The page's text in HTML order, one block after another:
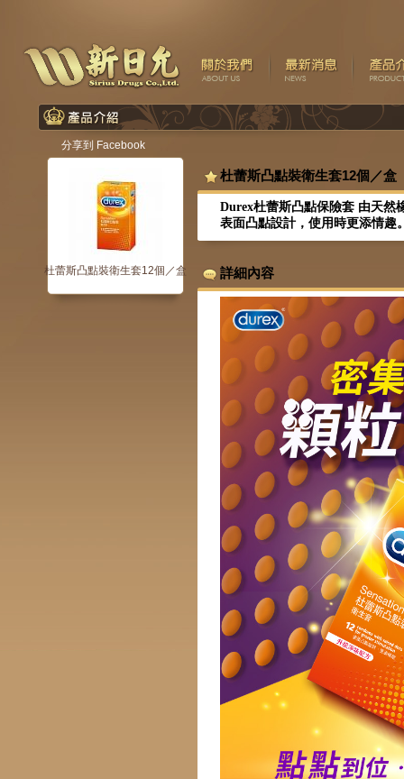
分享到 Facebook
杜蕾斯凸點裝衛生套12個／盒
杜蕾斯凸點裝衛生套12個／盒
Durex杜蕾斯凸點保險套 由天然
表面凸點設計，使用時更添情趣
詳細內容